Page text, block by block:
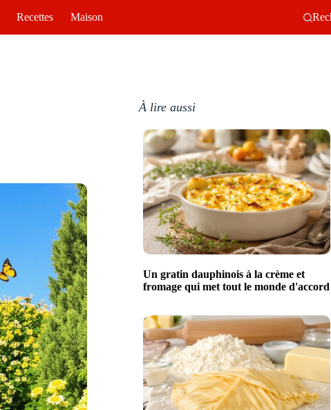
Recettes Maison
À lire aussi
Un gratin dauphinois à la crème et
fromage qui met tout le monde d'accord